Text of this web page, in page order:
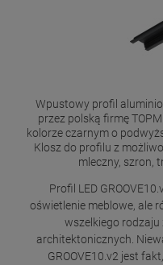
Wpustowy profil
przez polską firmę
kolorze czarnym o
Klosz do profilu z
mleczny, szron,
Profil LED
oświetlenie meblowe, ale
wszelkiego
architektonicznych.
GROOVE10.v2 jest